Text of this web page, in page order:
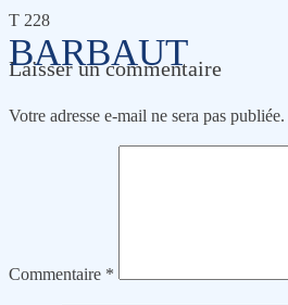
BARBAUT
T 228
Laisser un commentaire
Votre adresse e-mail ne sera pas publiée.
Commentaire *